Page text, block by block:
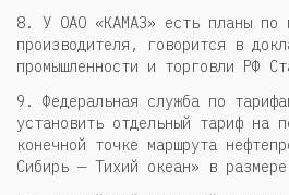
8. У ОАО «КАМАЗ» есть планы по
производителя, говорится в
промышленности и торговли РФ
9. Федеральная служба по
установить отдельный тариф на
конечной точке маршрута
Сибирь — Тихий океан» в